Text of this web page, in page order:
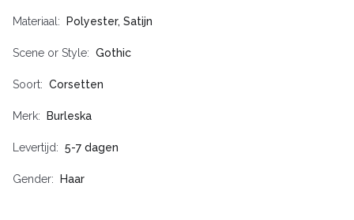
Materiaal Polyester, Satijn
Scene or Style Gothic
Soort Corsetten
Merk Burleska
Levertijd 5-7 dagen
Gender Haar